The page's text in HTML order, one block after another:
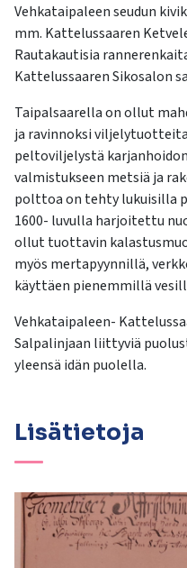
Vehkataipaleen seudun
mm. Kattelussaaren
Rautakautisia
Kattelussaaren Sikosalon
Taipalsaarella on ollut
ja ravinnoksi
peltoviljelystä
valmistukseen metsiä ja
polttoa on tehty lukuisilla
1600- luvulla harjoitettu
ollut tuottavin
myös mertapyynnillä,
käyttäen pienemmillä
Vehkataipaleen-
Salpalinjaan liittyviä
yleensä idän puolella.
Lisätietoja